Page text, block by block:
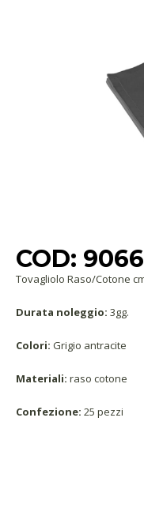
COD:
Tovagliolo Raso/Cotone
Durata noleggio: 3gg.
Colori: Grigio antracite
Materiali: raso cotone
Confezione: 25 pezzi